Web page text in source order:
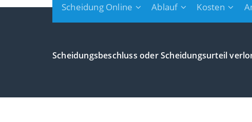
Scheidung Online Ablauf Kosten
Scheidungsbeschluss oder Scheidungsurteil